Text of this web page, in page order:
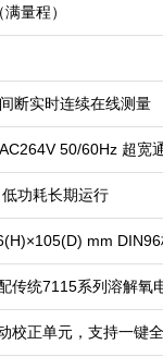
量程）
断实时连续在线测量
50/60Hz 超宽
功耗长期运行
mm
传统7115系列溶解氧
校正单元，支持一键